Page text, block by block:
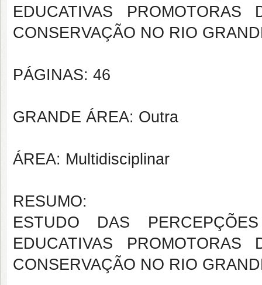
EDUCATIVAS
CONSERVAÇÃO NO RIO
PÁGINAS: 46
GRANDE ÁREA: Outra
ÁREA: Multidisciplinar
RESUMO:
ESTUDO DAS
EDUCATIVAS
CONSERVAÇÃO NO RIO